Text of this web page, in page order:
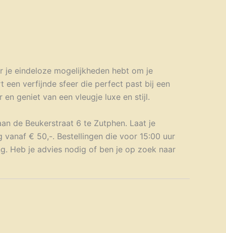
eindeloze mogelijkheden hebt om je
een verfijnde sfeer die perfect past bij een
geniet van een vleugje luxe en stijl.
de Beukerstraat 6 te Zutphen. Laat je
€ 50,-. Bestellingen die voor 15:00 uur
Heb je advies nodig of ben je op zoek naar